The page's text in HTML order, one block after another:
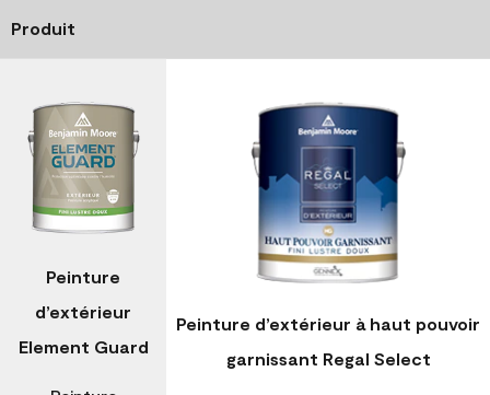
Produit
Peinture
d’extérieur
Element Guard
Peinture d’extérieur à haut pouvoir
garnissant Regal Select